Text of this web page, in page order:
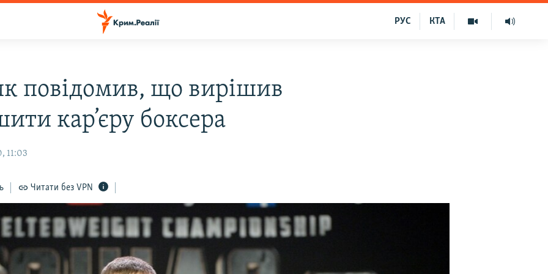
КТА
РУС
повідомив, що вирішив
кар’єру боксера
11:03
Читати без VPN